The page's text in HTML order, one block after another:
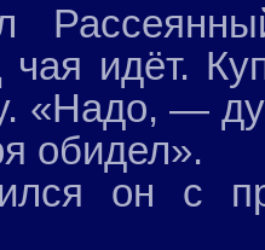
чая идёт.
«Надо, —
обидел».
он с